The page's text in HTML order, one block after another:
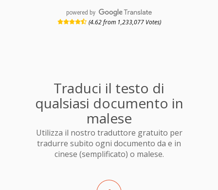
powered by
(4.62 from 1,233,077 Votes)
Traduci il testo di
qualsiasi documento in
malese
Utilizza il nostro traduttore gratuito per
tradurre subito ogni documento da e in
cinese (semplificato) o malese.